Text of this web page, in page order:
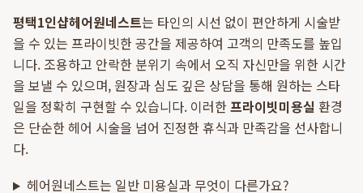
평택1인샵헤어원네스트는 타인의 시선 없이 편안하게 시술받
을 수 있는 프라이빗한 공간을 제공하여 고객의 만족도를 높입
니다. 조용하고 안락한 분위기 속에서 오직 자신만을 위한 시간
을 보낼 수 있으며, 원장과 심도 깊은 상담을 통해 원하는 스타
일을 정확히 구현할 수 있습니다. 이러한프라이빗미용실 환경
은 단순한 헤어 시술을 넘어 진정한 휴식과 만족감을 선사합니
다.
헤어원네스트는 일반 미용실과 무엇이 다른가요?